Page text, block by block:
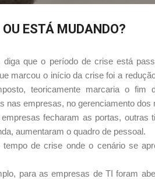
ESTÁ MUDANDO?
diga que o período de crise está
marcou o início da crise foi a
teoricamente marcaria o fim
nas empresas, no gerenciamento dos
fecharam as portas,
aumentaram o quadro de pessoal.
de crise onde o cenário se
para as empresas de TI foram